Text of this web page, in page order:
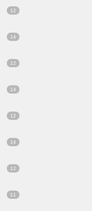
12
14
12
14
12
14
12
11